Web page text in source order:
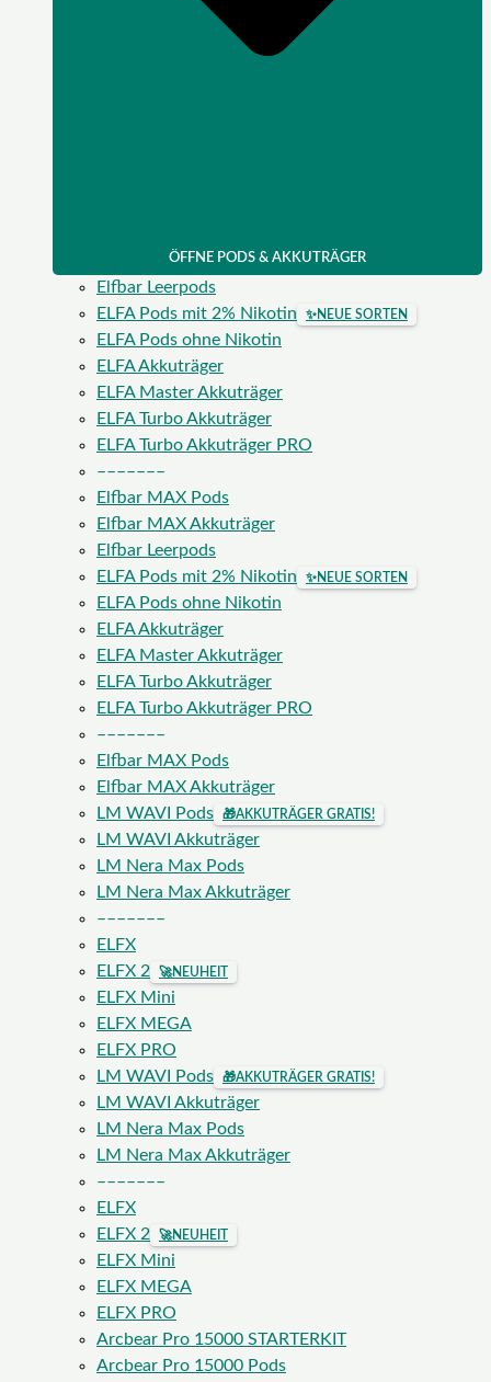
ÖFFNE PODS & AKKUTRÄGER
Elfbar Leerpods
ELFA Pods mit 2% Nikotin
✨NEUE SORTEN
ELFA Pods ohne Nikotin
ELFA Akkuträger
ELFA Master Akkuträger
ELFA Turbo Akkuträger
ELFA Turbo Akkuträger PRO
–––––––
Elfbar MAX Pods
Elfbar MAX Akkuträger
Elfbar Leerpods
ELFA Pods mit 2% Nikotin
✨NEUE SORTEN
ELFA Pods ohne Nikotin
ELFA Akkuträger
ELFA Master Akkuträger
ELFA Turbo Akkuträger
ELFA Turbo Akkuträger PRO
–––––––
Elfbar MAX Pods
Elfbar MAX Akkuträger
LM WAVI Pods
🎁AKKUTRÄGER GRATIS!
LM WAVI Akkuträger
LM Nera Max Pods
LM Nera Max Akkuträger
–––––––
ELFX
ELFX 2
🚀NEUHEIT
ELFX Mini
ELFX MEGA
ELFX PRO
LM WAVI Pods
🎁AKKUTRÄGER GRATIS!
LM WAVI Akkuträger
LM Nera Max Pods
LM Nera Max Akkuträger
–––––––
ELFX
ELFX 2
🚀NEUHEIT
ELFX Mini
ELFX MEGA
ELFX PRO
Arcbear Pro 15000 STARTERKIT
Arcbear Pro 15000 Pods